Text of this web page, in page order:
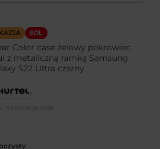
EOL
Color case żelowy pokrowiec
z metaliczną ramką Samsung
S22 Ultra czarny
9145576264478